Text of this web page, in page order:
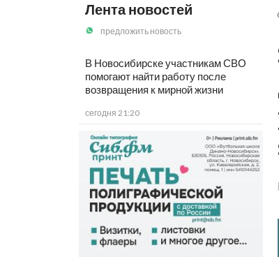
Лента новостей
предложить новость
В Новосибирске участникам СВО
помогают найти работу после
возвращения к мирной жизни
сегодня 21:20